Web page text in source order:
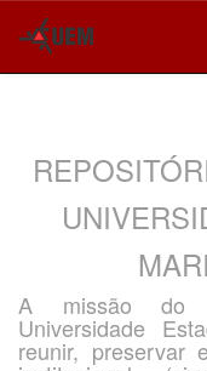
A missão do
Universidade
reunir, preservar